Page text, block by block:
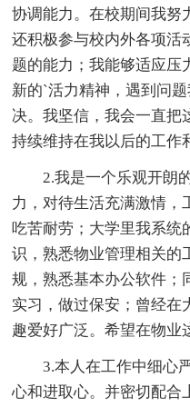
协调能力。在校期间我努
还积极参与校内外各项活
题的能力；我能够适应压
新的`活力精神，遇到问
决。我坚信，我会一直把
持续维持在我以后的工作
2.我是一个乐观开朗的
力，对待生活充满激情，
吃苦耐劳；大学里我系统
识，熟悉物业管理相关的
规，熟悉基本办公软件；
实习，做过保安；曾经在
趣爱好广泛。希望在物业
3.本人在工作中细心严
心和进取心。并密切配合